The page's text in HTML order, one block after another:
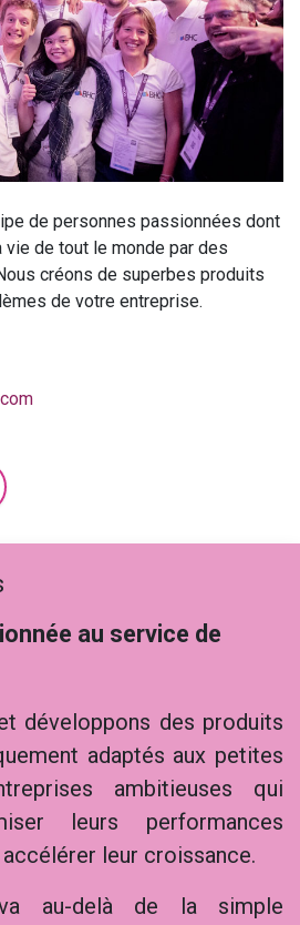
de personnes passionnées dont
de tout le monde par des
créons de superbes produits
de votre entreprise.
au service de
développons des produits
adaptés aux petites
ambitieuses qui
leurs performances
leur croissance.
au-delà de la simple